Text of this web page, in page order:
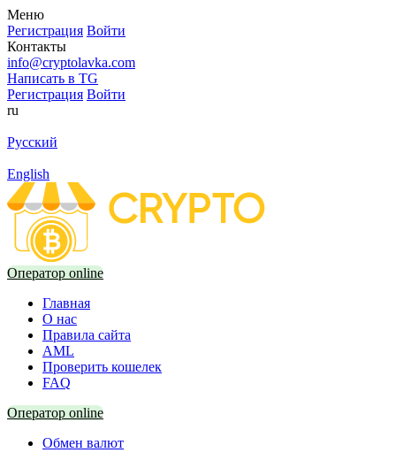
Меню
Регистрация Войти
Контакты
info@cryptolavka.com
Написать в TG
Регистрация Войти
ru
Русский
English
Оператор online
Главная
О нас
Правила сайта
AML
Проверить кошелек
FAQ
Оператор online
Обмен валют